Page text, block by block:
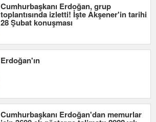
Cumhurbaşkanı Erdoğan, grup
toplantısında izletti! İşte Akşener'in tarihi
28 Şubat konuşması
Erdoğan'ın
Cumhurbaşkanı Erdoğan'dan memurlar